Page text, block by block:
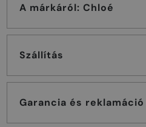
A márkáról: Chloé
Szállítás
Garancia és reklamáció